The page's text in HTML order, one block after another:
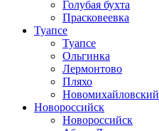
Голубая бухта
Прасковеевка
Туапсе
Туапсе
Ольгинка
Лермонтово
Пляхо
Новомихайловский
Новороссийск
Новороссийск